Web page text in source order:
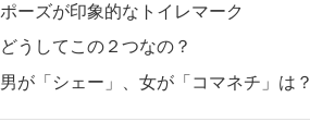
ポーズが印象的なトイレマーク
どうしてこの２つなの？
男が「シェー」、女が「コマネチ」は？